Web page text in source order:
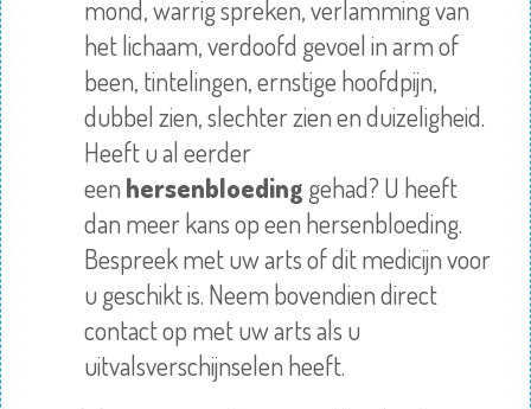
mond, warrig spreken, verlamming van
het lichaam, verdoofd gevoel in arm of
been, tintelingen, ernstige hoofdpijn,
dubbel zien, slechter zien en duizeligheid.
Heeft u al eerder
een hersenbloeding gehad? U heeft
dan meer kans op een hersenbloeding.
Bespreek met uw arts of dit medicijn voor
u geschikt is. Neem bovendien direct
contact op met uw arts als u
uitvalsverschijnselen heeft.